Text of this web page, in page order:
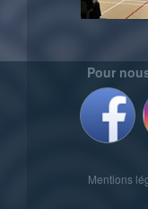
Pour
Mentions